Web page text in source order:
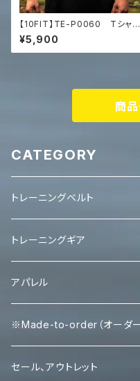
【10FIT】TE-P0060 Tシャ
ツ トレーニング 筋トレ ユ
ニセックス ビッグシルエット Tシ
ャツ マッスルアート
¥5,900
商
CATEGORY
トレーニングベルト
レバーベルト
パワーベルト
トレーニングギア
パワーグリップ
エルボースリーブ
ニースリーブ
アパレル
タンクトップ
Ｔシャツ
※Made-to-order（オーダー
Tシャツ
セール、アウトレット